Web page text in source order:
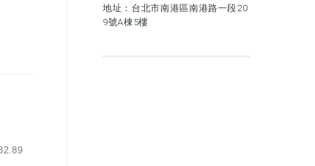
地址：台北市南港區南港路一段20
9號A棟5樓